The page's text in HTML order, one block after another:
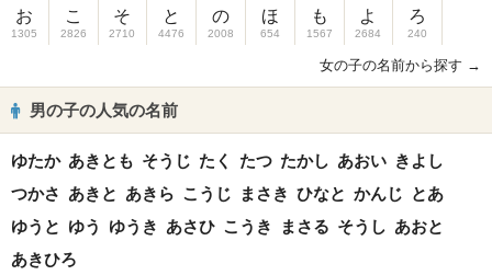
お
1305
こ
2826
そ
2710
と
4476
の
2008
ほ
654
も
1567
よ
2684
ろ
240
女の子の名前から探す →
男の子の人気の名前
ゆたか あきとも そうじ たく たつ たかし あおい きよし
つかさ あきと あきら こうじ まさき ひなと かんじ とあ
ゆうと ゆう ゆうき あさひ こうき まさる そうし あおと
あきひろ